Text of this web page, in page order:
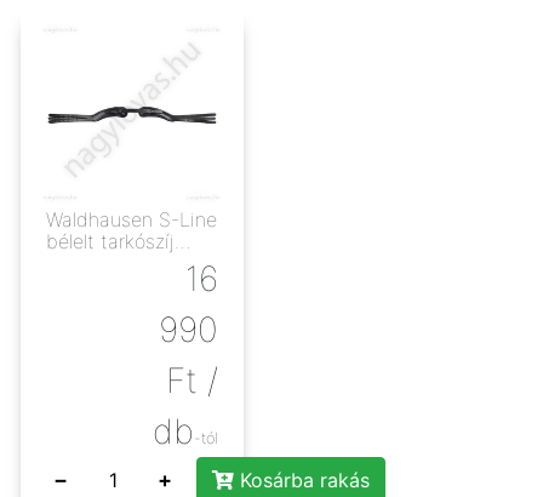
Waldhausen S-Line
bélelt tarkószíj
16
990
Ft /
db -tól
− +
Kosárba rakás